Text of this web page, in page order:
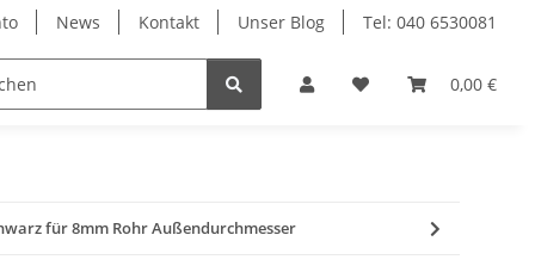
News Kontakt Unser Blog Tel: 040 6530081
0,00 €
für 8mm Rohr Außendurchmesser